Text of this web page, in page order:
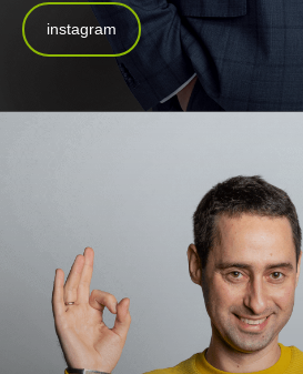
instagram